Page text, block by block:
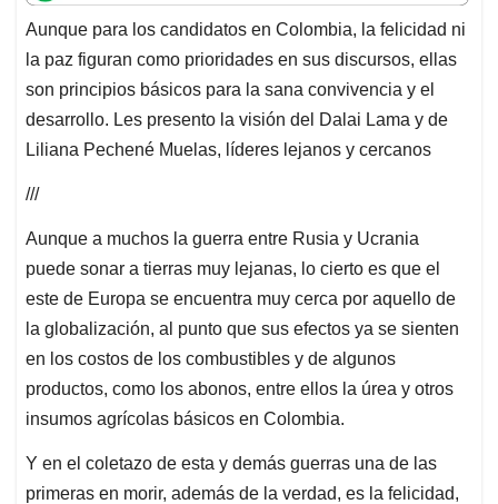
t
s
A
p
p
e
b
o
o
k
k
e
d
I
n
i
l
e
a
d
s
Aunque para los candidatos en Colombia, la felicidad ni
la paz figuran como prioridades en sus discursos, ellas
son principios básicos para la sana convivencia y el
desarrollo. Les presento la visión del Dalai Lama y de
Liliana Pechené Muelas, líderes lejanos y cercanos
///
Aunque a muchos la guerra entre Rusia y Ucrania
puede sonar a tierras muy lejanas, lo cierto es que el
este de Europa se encuentra muy cerca por aquello de
la globalización, al punto que sus efectos ya se sienten
en los costos de los combustibles y de algunos
productos, como los abonos, entre ellos la úrea y otros
insumos agrícolas básicos en Colombia.
Y en el coletazo de esta y demás guerras una de las
primeras en morir, además de la verdad, es la felicidad,